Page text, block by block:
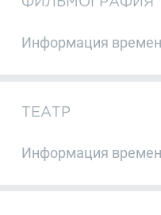
Информация
ТЕАТР
Информация